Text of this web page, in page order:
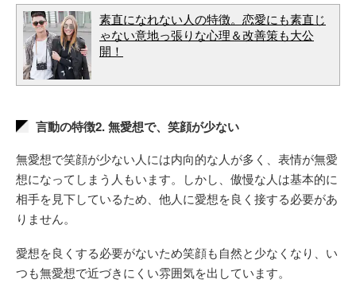
素直になれない人の特徴。恋愛にも素直じ
ゃない意地っ張りな心理＆改善策も大公
開！
言動の特徴2. 無愛想で、笑顔が少ない
無愛想で笑顔が少ない人には内向的な人が多く、表情が無愛
想になってしまう人もいます。しかし、傲慢な人は基本的に
相手を見下しているため、他人に愛想を良く接する必要があ
りません。
愛想を良くする必要がないため笑顔も自然と少なくなり、い
つも無愛想で近づきにくい雰囲気を出しています。